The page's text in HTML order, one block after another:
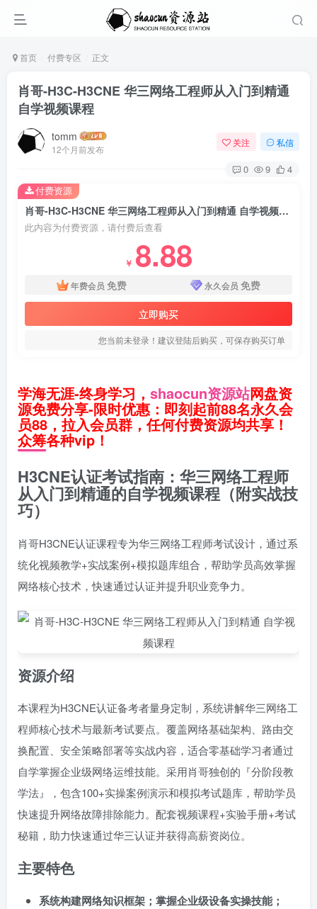
首页 付费专区 正文
肖哥-H3C-H3CNE 华三网络工程师从入门到精通
自学视频课程
tomm
12个月前发布
关注 私信
0 9 4
肖哥-H3C-H3CNE 华三网络工程师从入门到精通 自学视频课程
此内容为付费资源，请付费后查看
￥ 8.88
年费会员 免费 永久会员 免费
立即购买
您当前未登录！建议登陆后购买，可保存购买订单
付费资源
学海无涯-终身学习， shaocun资源站网盘资
源免费分享-限时优惠：即刻起前88名永久会
员88，拉入会员群，任何付费资源均共享！
众筹各种vip！
H3CNE认证考试指南：华三网络工程师
从入门到精通的自学视频课程（附实战技
巧）
肖哥H3CNE认证课程专为华三网络工程师考试设计，通过系
统化视频教学+实战案例+模拟题库组合，帮助学员高效掌握
网络核心技术，快速通过认证并提升职业竞争力。
资源介绍
本课程为H3CNE认证备考者量身定制，系统讲解华三网络工
程师核心技术与最新考试要点。覆盖网络基础架构、路由交
换配置、安全策略部署等实战内容，适合零基础学习者通过
自学掌握企业级网络运维技能。采用肖哥独创的『分阶段教
学法』，包含100+实操案例演示和模拟考试题库，帮助学员
快速提升网络故障排除能力。配套视频课程+实验手册+考试
秘籍，助力快速通过华三认证并获得高薪资岗位。
主要特色
系统构建网络知识框架；掌握企业级设备实操技能；